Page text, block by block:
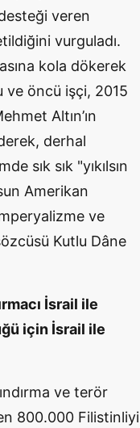
veren
vurguladı.
kola dökerek
öncü işçi, 2015
Altın’ın
derhal
sık sık "yıkılsın
Amerikan
ve
Kutlu Dâne
İsrail ile
için İsrail ile
ve terör
800.000 Filistinliyi